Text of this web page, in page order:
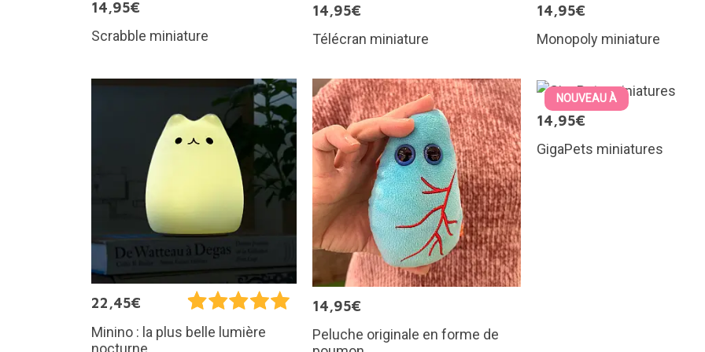
14,95€
Scrabble miniature
14,95€
Télécran miniature
14,95€
Monopoly miniature
22,45€
Minino : la plus belle lumière
14,95€
Peluche originale en forme de
NOUVEAU À
14,95€
GigaPets miniatures